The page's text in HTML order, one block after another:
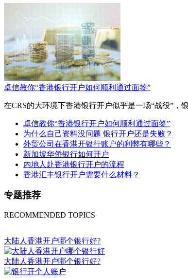
卓信教你“香港银行开户如何顺利通过面签”
在CRS的大环境下香港银行开户似乎是一场“战役”，
卓信教你“香港银行开户如何顺利通过面签”
为什么自己资料没问题 银行开户还是失败？
外贸公司在香港开银行账户的利弊有哪些？
新加坡华侨银行如何开户
内地人赴香港银行开户的流程
香港汇丰银行开户需要什么材料？
专题推荐
RECOMMENDED TOPICS
大陆人香港开户哪个银行好?
大陆人香港开户哪个银行好?